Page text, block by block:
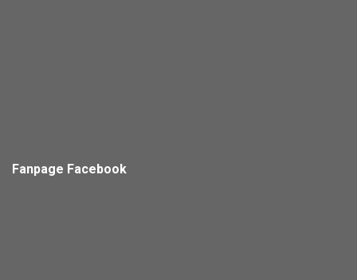
Fanpage Facebook